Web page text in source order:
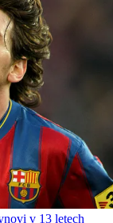
v 13 letech